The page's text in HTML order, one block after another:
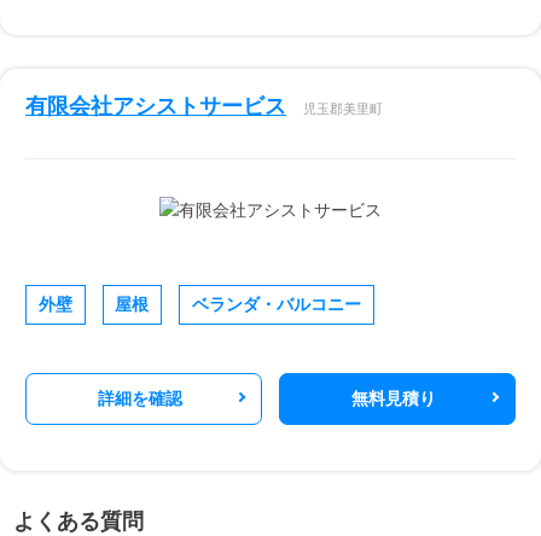
有限会社アシストサービス 児玉郡美里町
外壁 屋根 ベランダ・バルコニー
詳細を確認 無料見積り
よくある質問